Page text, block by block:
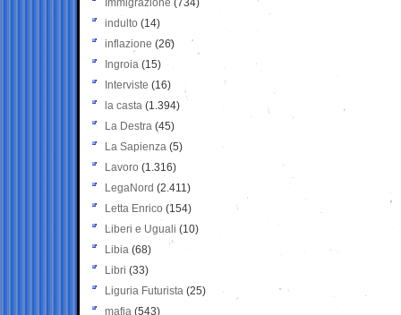
Immigrazione (734)
indulto (14)
inflazione (26)
Ingroia (15)
Interviste (16)
la casta (1.394)
La Destra (45)
La Sapienza (5)
Lavoro (1.316)
LegaNord (2.411)
Letta Enrico (154)
Liberi e Uguali (10)
Libia (68)
Libri (33)
Liguria Futurista (25)
mafia (543)